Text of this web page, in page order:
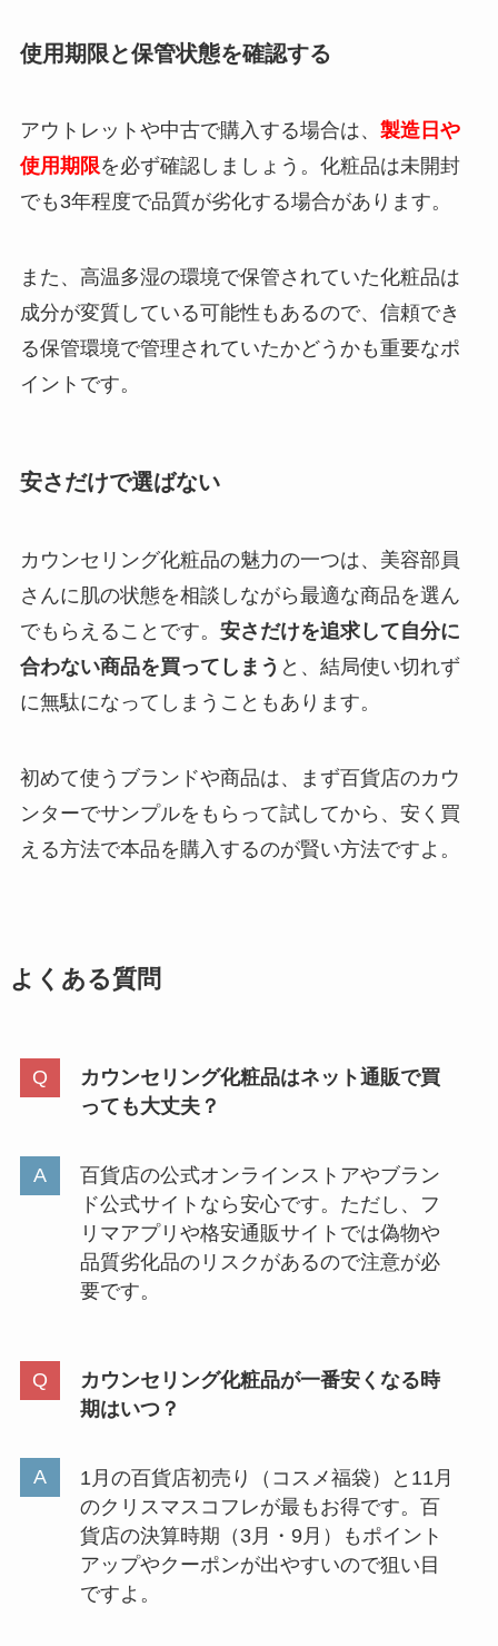
使用期限と保管状態を確認する
アウトレットや中古で購入する場合は、 製造日や
使用期限を必ず確認しましょう。化粧品は未開封
でも3年程度で品質が劣化する場合があります。
また、高温多湿の環境で保管されていた化粧品は
成分が変質している可能性もあるので、信頼でき
る保管環境で管理されていたかどうかも重要なポ
イントです。
安さだけで選ばない
カウンセリング化粧品の魅力の一つは、美容部員
さんに肌の状態を相談しながら最適な商品を選ん
でもらえることです。 安さだけを追求して自分に
合わない商品を買ってしまう と、結局使い切れず
に無駄になってしまうこともあります。
初めて使うブランドや商品は、まず百貨店のカウ
ンターでサンプルをもらって試してから、安く買
える方法で本品を購入するのが賢い方法ですよ。
よくある質問
カウンセリング化粧品はネット通販で買
っても大丈夫？
百貨店の公式オンラインストアやブラン
ド公式サイトなら安心です。ただし、フ
リマアプリや格安通販サイトでは偽物や
品質劣化品のリスクがあるので注意が必
要です。
カウンセリング化粧品が一番安くなる時
期はいつ？
1月の百貨店初売り（コスメ福袋）と11月
のクリスマスコフレが最もお得です。百
貨店の決算時期（3月・9月）もポイント
アップやクーポンが出やすいので狙い目
ですよ。